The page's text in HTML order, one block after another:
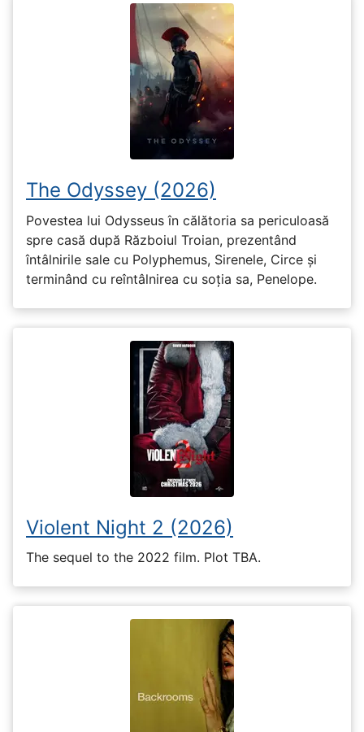
The Odyssey (2026)
Povestea lui Odysseus în călătoria sa periculoasă
spre casă după Războiul Troian, prezentând
întâlnirile sale cu Polyphemus, Sirenele, Circe și
terminând cu reîntâlnirea cu soția sa, Penelope.
Violent Night 2 (2026)
The sequel to the 2022 film. Plot TBA.